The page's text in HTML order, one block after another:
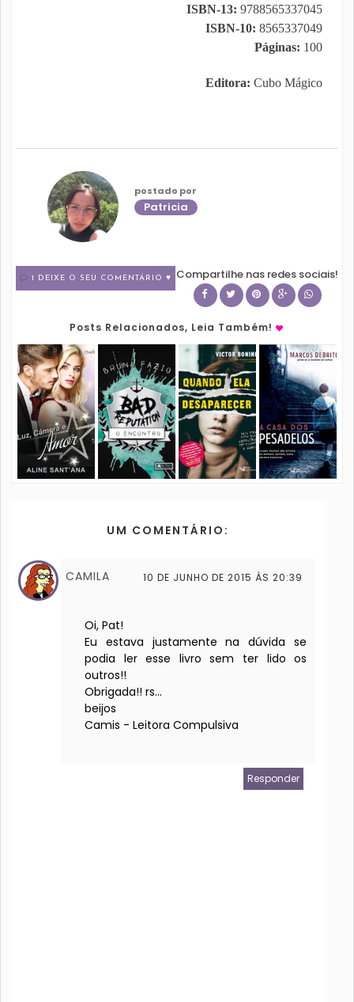
ISBN-13: 9788565337045
ISBN-10: 8565337049
Páginas: 100
Editora: Cubo Mágico
postado por
Patricia
1 DEIXE O SEU COMENTÁRIO ♥ Compartilhe nas redes sociais!
Posts Relacionados, Leia Também!
UM COMENTÁRIO:
CAMILA 10 DE JUNHO DE 2015 ÀS 20:39
Oi, Pat!
Eu estava justamente na dúvida se
podia ler esse livro sem ter lido os
outros!!
Obrigada!! rs...
beijos
Camis - Leitora Compulsiva
Responder